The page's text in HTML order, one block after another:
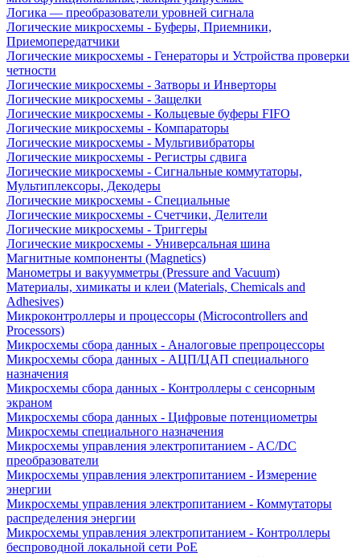
Логика — преобразователи уровней сигнала
Логические микросхемы - Буферы, Приемники,
Приемопередатчики
Логические микросхемы - Генераторы и Устройства проверки
четности
Логические микросхемы - Затворы и Инверторы
Логические микросхемы - Защелки
Логические микросхемы - Кольцевые буферы FIFO
Логические микросхемы - Компараторы
Логические микросхемы - Мультивибраторы
Логические микросхемы - Регистры сдвига
Логические микросхемы - Сигнальные коммутаторы,
Мультиплексоры, Декодеры
Логические микросхемы - Специальные
Логические микросхемы - Счетчики, Делители
Логические микросхемы - Триггеры
Логические микросхемы - Универсальная шина
Магнитные компоненты (Magnetics)
Манометры и вакуумметры (Pressure and Vacuum)
Материалы, химикаты и клеи (Materials, Chemicals and
Adhesives)
Микроконтроллеры и процессоры (Microcontrollers and
Processors)
Микросхемы сбора данных - Аналоговые препроцессоры
Микросхемы сбора данных - АЦП/ЦАП специального
назначения
Микросхемы сбора данных - Контроллеры с сенсорным
экраном
Микросхемы сбора данных - Цифровые потенциометры
Микросхемы специального назначения
Микросхемы управления электропитанием - AC/DC
преобразователи
Микросхемы управления электропитанием - Измерение
энергии
Микросхемы управления электропитанием - Коммутаторы
распределения энергии
Микросхемы управления электропитанием - Контроллеры
беспроводной локальной сети PoE